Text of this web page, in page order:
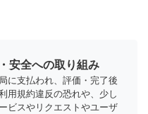
安全への取り組み
に支払われ、評価・完了後
用規約違反の恐れや、少し
ビスやリクエストやユーザ